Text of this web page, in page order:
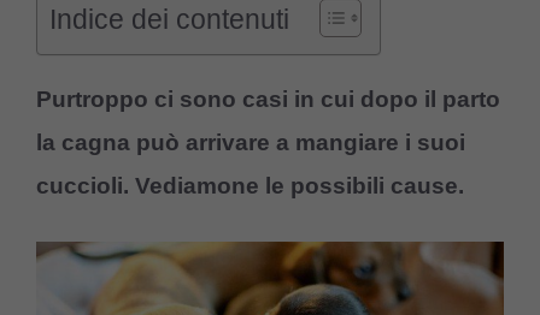
Indice dei contenuti
Purtroppo ci sono casi in cui dopo il parto
la cagna può arrivare a mangiare i suoi
cuccioli. Vediamone le possibili cause.